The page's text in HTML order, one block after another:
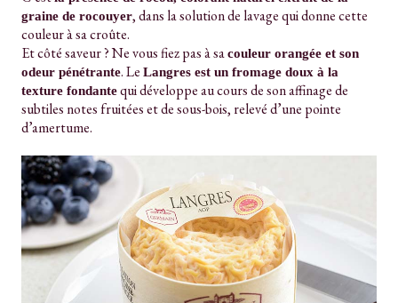
graine de rocouyer, dans la solution de lavage qui donne cette
couleur à sa croûte.
Et côté saveur ? Ne vous fiez pas à sacouleur orangée et son
odeur pénétrante. Le Langres est un fromage doux à la
texture fondantequi développe au cours de son affinage de
subtiles notes fruitées et de sous-bois, relevé d’une pointe
d’amertume.